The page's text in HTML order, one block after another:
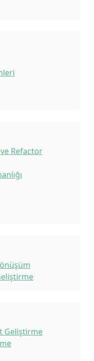
Refactor
Geliştirme